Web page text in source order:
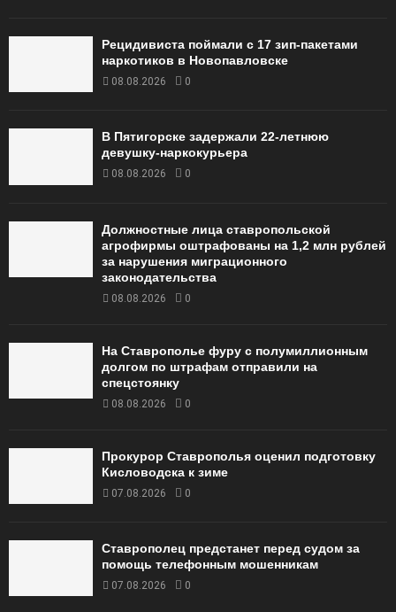
Рецидивиста поймали с 17 зип-пакетами
наркотиков в Новопавловске
08.08.2026 0
В Пятигорске задержали 22-летнюю
девушку-наркокурьера
08.08.2026 0
Должностные лица ставропольской
агрофирмы оштрафованы на 1,2 млн рублей
за нарушения миграционного
законодательства
08.08.2026 0
На Ставрополье фуру с полумиллионным
долгом по штрафам отправили на
спецстоянку
08.08.2026 0
Прокурор Ставрополья оценил подготовку
Кисловодска к зиме
07.08.2026 0
Ставрополец предстанет перед судом за
помощь телефонным мошенникам
07.08.2026 0